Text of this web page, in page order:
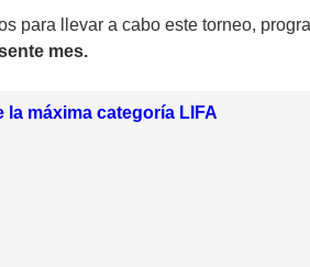
para llevar a cabo este torneo,
mes.
máxima categoría LIFA